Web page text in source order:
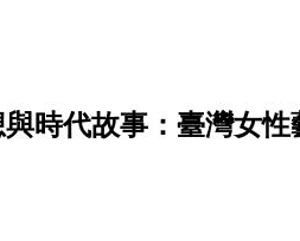
時代故事：臺灣女